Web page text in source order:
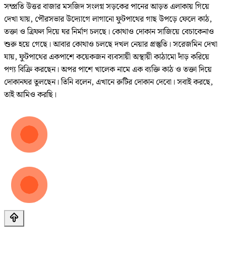
সম্প্রতি উত্তর বাজার মসজিদ সংলগ্ন সড়কের পানের আড়ত এলাকায় গিয়ে
দেখা যায়, পৌরসভার উদ্যোগে লাগানো ফুটপাথের গাছ উপড়ে ফেলে কাঠ,
তক্তা ও ত্রিফল দিয়ে ঘর নির্মাণ চলছে। কোথাও দোকান সাজিয়ে বেচাকেনাও
শুরু হয়ে গেছে। আবার কোথাও চলছে দখল নেয়ার প্রস্তুতি। সরেজমিন দেখা
যায়, ফুটপাথের একপাশে কয়েকজন ব্যবসায়ী অস্থায়ী কাঠামো দাঁড় করিয়ে
পণ্য বিক্রি করছেন। অপর পাশে খালেক নামে এক ব্যক্তি কাঠ ও তক্তা দিয়ে
দোকানঘর তুলছেন। তিনি বলেন, এখানে রুটির দোকান দেবো। সবাই করছে,
তাই আমিও করছি।